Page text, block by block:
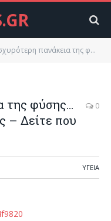
πανάκεια της φύσης… φυτρώνει στη χώρα μας – Δείτε που οφελεί!
της φύσης…
– Δείτε που
0
ΥΓΕΊΑ